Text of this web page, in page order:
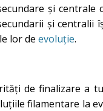
și
și centralii
lor de evoluție.
de finalizare
filamentare la